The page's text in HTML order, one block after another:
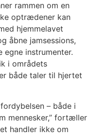
rammen om en
optrædener kan
hjemmelavet
åbne jamsessions,
instrumenter.
i områdets
både taler til hjertet
– både i
mennesker,” fortæller
handler ikke om